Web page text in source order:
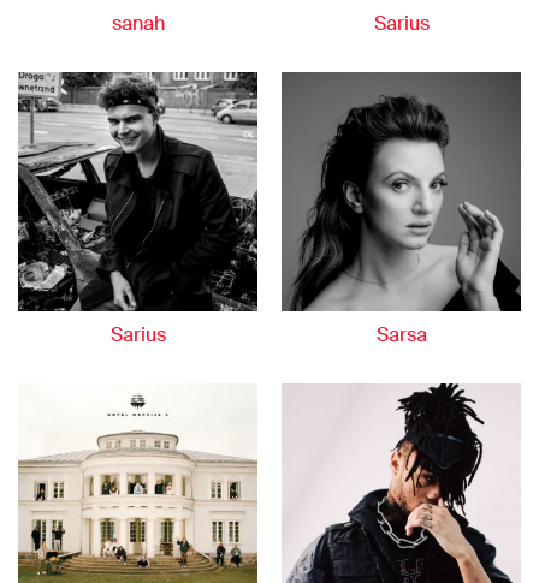
sanah Sarius
Sarius Sarsa